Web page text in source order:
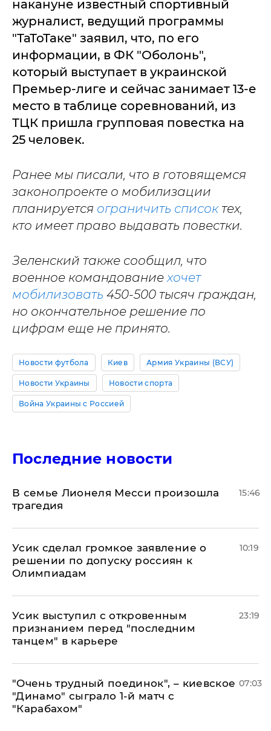
накануне известный спортивный
журналист, ведущий программы
"ТаТоТаке" заявил, что, по его
информации, в ФК "Оболонь",
который выступает в украинской
Премьер-лиге и сейчас занимает 13-е
место в таблице соревнований, из
ТЦК пришла групповая повестка на
25 человек.
Ранее мы писали, что в готовящемся
законопроекте о мобилизации
планируется ограничить списоктех,
кто имеет право выдавать повестки.
Зеленский также сообщил, что
военное командование хочет
мобилизовать 450-500 тысяч граждан,
но окончательное решение по
цифрам еще не принято.
Новости футбола Киев Армия Украины (ВСУ)
Новости Украины Новости спорта
Война Украины с Россией
Последние новости
В семье Лионеля Месси произошла
трагедия
15:46
Усик сделал громкое заявление о
решении по допуску россиян к
Олимпиадам
10:19
Усик выступил с откровенным
признанием перед "последним
танцем" в карьере
23:19
"Очень трудный поединок", – киевское
"Динамо" сыграло 1-й матч с
"Карабахом"
07:03